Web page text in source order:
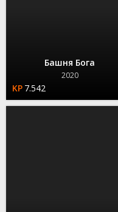
Башня Бога
2020
7.542